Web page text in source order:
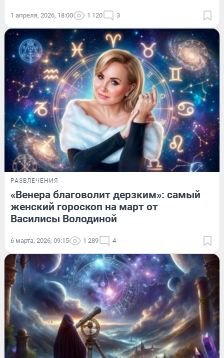
1 апреля, 2026, 18:00 1 120 3
РАЗВЛЕЧЕНИЯ
«Венера благоволит дерзким»: самый
женский гороскоп на март от
Василисы Володиной
6 марта, 2026, 09:15 1 289 4